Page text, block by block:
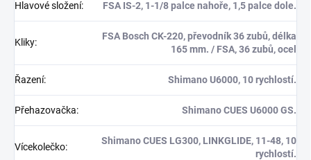
Hlavové složení: FSA IS-2, 1-1/8 palce nahoře, 1,5 palce dole.
Kliky:
FSA Bosch CK-220, převodník 36 zubů, délka
165 mm. / FSA, 36 zubů, ocel
Řazení: Shimano U6000, 10 rychlostí.
Přehazovačka: Shimano CUES U6000 GS.
Vícekolečko:
Shimano CUES LG300, LINKGLIDE, 11-48, 10
rychlostí.